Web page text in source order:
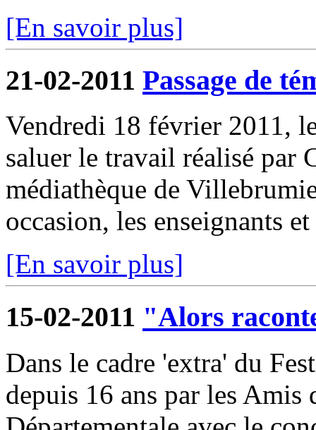
[En savoir plus]
21-02-2011 Passage de
Vendredi 18 février 2011,
saluer le travail réalisé par
médiathèque de
occasion, les enseignants
[En savoir plus]
15-02-2011 "Alors
Dans le cadre 'extra' du
depuis 16 ans par les Amis